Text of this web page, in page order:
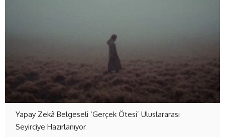
Yapay Zekâ Belgeseli ‘Gerçek Ötesi’ Uluslararası
Seyirciye Hazırlanıyor